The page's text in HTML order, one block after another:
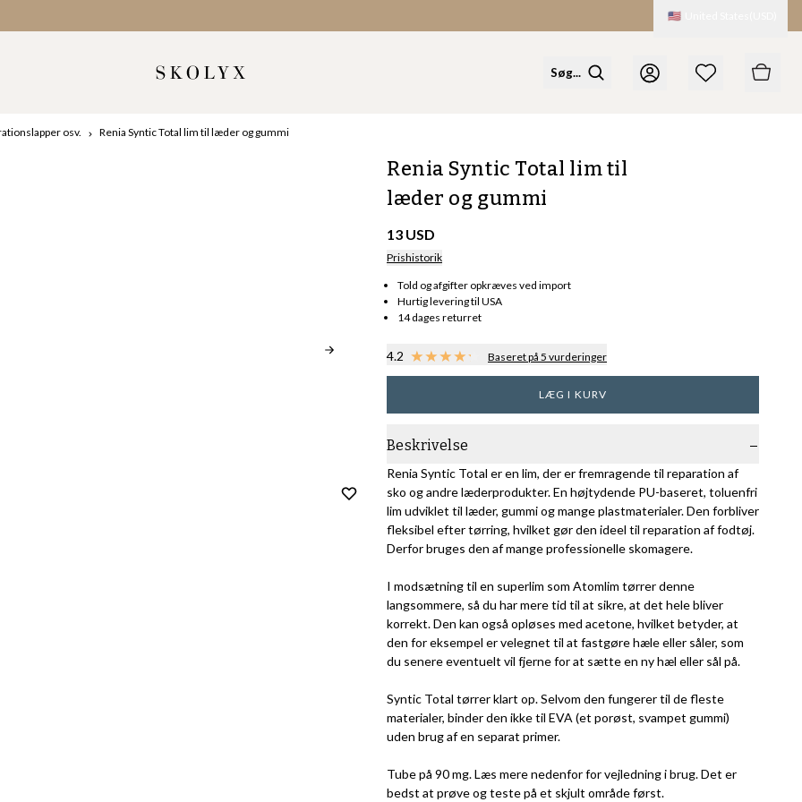
🇺🇸
osv. Renia Syntic Total lim til læder og gummi
Renia Syntic Total lim til
læder og gummi
13 USD
Prishistorik
Told og afgifter opkræves ved import
Hurtig levering til USA
14 dages returret
4.2 Baseret på 5 vurderinger
LÆG I KURV
Beskrivelse
Renia Syntic Total er en lim, der er fremragende til reparation af
sko og andre læderprodukter. En højtydende PU-baseret, toluenfri
lim udviklet til læder, gummi og mange plastmaterialer. Den forbliver
fleksibel efter tørring, hvilket gør den ideel til reparation af fodtøj.
Derfor bruges den af mange professionelle skomagere.
I modsætning til en superlim som Atomlim tørrer denne
langsommere, så du har mere tid til at sikre, at det hele bliver
korrekt. Den kan også opløses med acetone, hvilket betyder, at
den for eksempel er velegnet til at fastgøre hæle eller såler, som
du senere eventuelt vil fjerne for at sætte en ny hæl eller sål på.
Syntic Total tørrer klart op. Selvom den fungerer til de fleste
materialer, binder den ikke til EVA (et porøst, svampet gummi)
uden brug af en separat primer.
Tube på 90 mg. Læs mere nedenfor for vejledning i brug. Det er
bedst at prøve og teste på et skjult område først.